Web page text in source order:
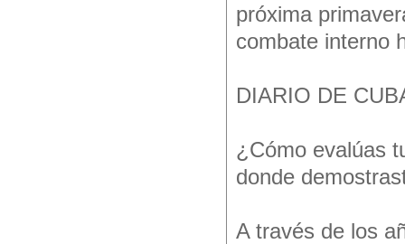
próxima
combate interno
DIARIO DE
¿Cómo evalúas
donde
A través de los